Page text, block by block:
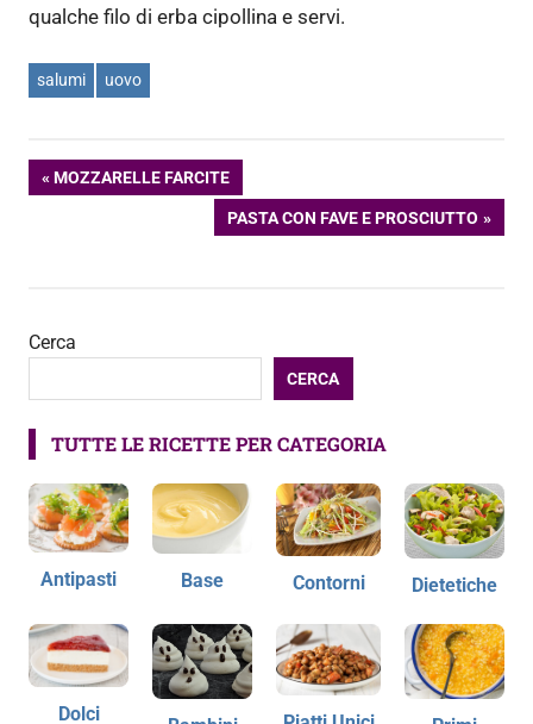
qualche filo di erba cipollina e servi.
salumi uovo
Navigazione
ARTICOLO
MOZZARELLE FARCITE
ARTICOLO
SUCCESSIVO:
PASTA CON FAVE E PROSCIUTTO
Cerca
CERCA
TUTTE LE RICETTE PER CATEGORIA
Antipasti Base Contorni Dietetiche
Dolci